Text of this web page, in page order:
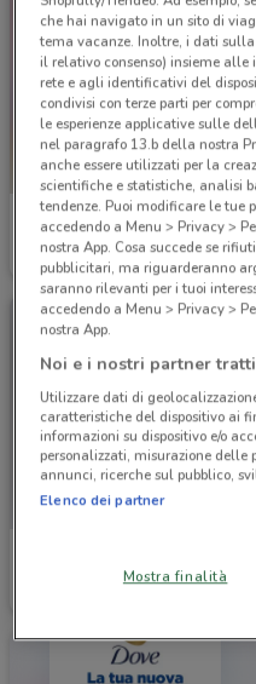
Acqua & Sapone
Scade mercoledì 2.2 km
che hai navigato in un sito di
tema vacanze. Inoltre, i dati
il relativo consenso) insieme
rete e agli identificativi del
condivisi con terze parti per
le esperienze applicative sulle
nel paragrafo 13.b della nostra
anche essere utilizzati per la
scientifiche e statistiche, analisi
tendenze. Puoi modificare le tue
accedendo a Menu > Privacy >
nostra App. Cosa succede se
pubblicitari, ma riguarderanno
saranno rilevanti per i tuoi
accedendo a Menu > Privacy >
nostra App.
Noi e i nostri partner
Utilizzare dati di
caratteristiche del dispositivo ai
informazioni su dispositivo e/o
personalizzati, misurazione delle
annunci, ricerche sul pubblico,
Elenco dei partner
Mostra finalità